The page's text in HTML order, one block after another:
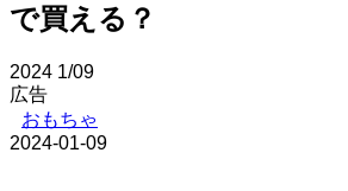
で買える？
2024 1/09
広告
おもちゃ
2024-01-09